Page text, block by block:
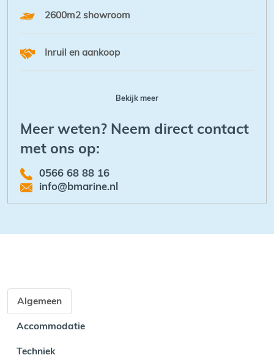
2600m2 showroom
Inruil en aankoop
Bekijk meer
Meer weten? Neem direct contact
met ons op:
0566 68 88 16
info@bmarine.nl
Algemeen
Accommodatie
Techniek